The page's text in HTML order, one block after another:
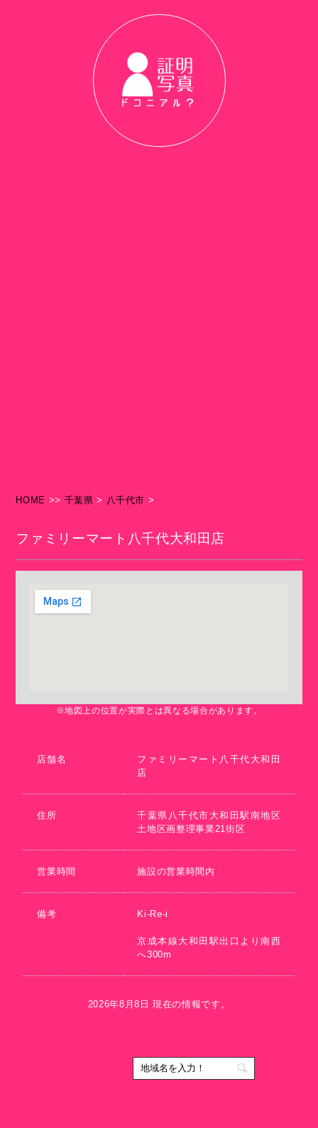
HOME >> 千葉県 > 八千代市 >
ファミリーマート八千代大和田店
※地図上の位置が実際とは異なる場合があります。
店舗名
ファミリーマート八千代大和田
店
住所
千葉県八千代市大和田駅南地区
土地区画整理事業21街区
営業時間 施設の営業時間内
備考 Ki-Re-i
京成本線大和田駅出口より南西
へ300m
2026年8月8日 現在の情報です。